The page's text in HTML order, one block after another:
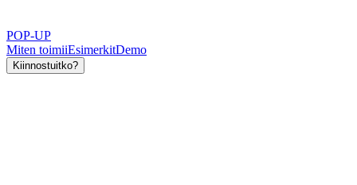
POP-UP
Miten toimiiEsimerkitDemo
Kiinnostuitko?